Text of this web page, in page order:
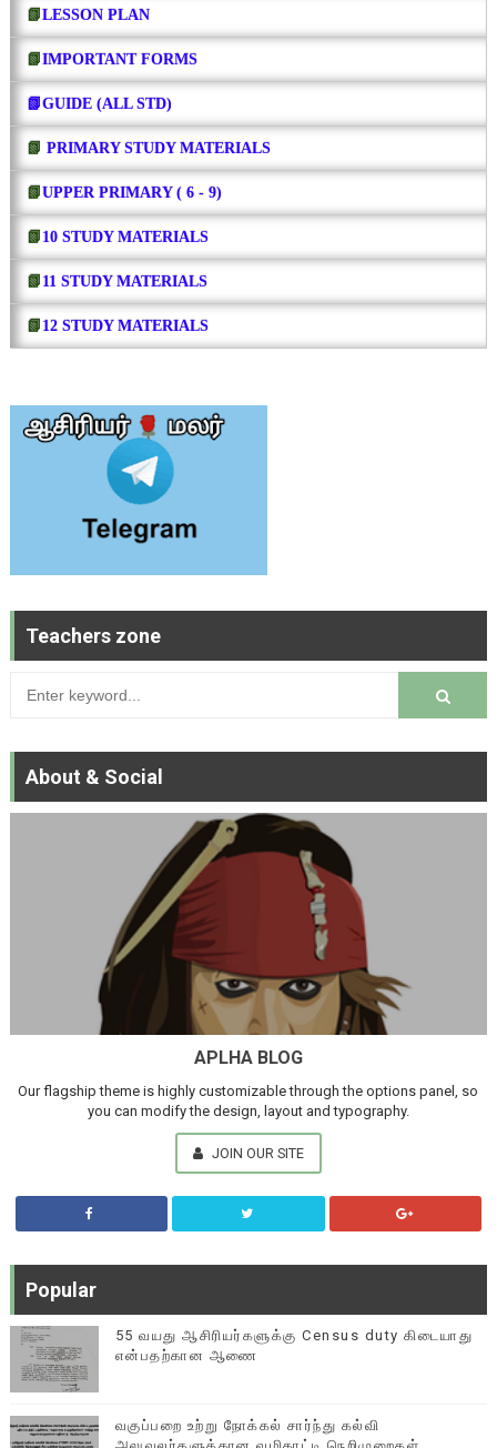
📗LESSON PLAN
📗IMPORTANT FORMS
📗GUIDE (ALL STD)
📗 PRIMARY STUDY MATERIALS
📗UPPER PRIMARY ( 6 - 9)
📗 10 STUDY MATERIALS
📗 11 STUDY MATERIALS
📗 12 STUDY MATERIALS
Teachers zone
About & Social
APLHA BLOG
Our flagship theme is highly customizable through the options panel, so
you can modify the design, layout and typography.
JOIN OUR SITE
Popular
55 வயது ஆசிரியர்களுக்கு Census duty கிடையாது
என்பதற்கான ஆணை
வகுப்பறை உற்று நோக்கல் சார்ந்து கல்வி